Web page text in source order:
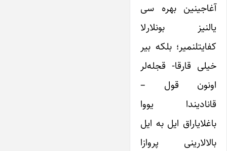
آغاجینین بهره سی
یالنیز بونلارلا
کفایتلنمیر؛ بلکه بیر
خیلی قارقا- قجله‌لر
اونون قول –
قانادیندا یووا
باغلایاراق ایل به ایل
بالالارینی پروازا